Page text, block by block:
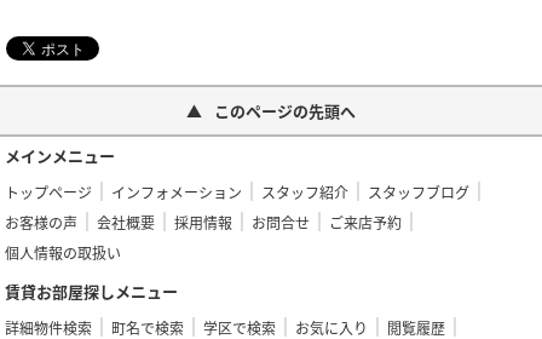
このページの先頭へ
メインメニュー
トップページ インフォメーション スタッフ紹介
スタッフブログ
お客様の声
会社概要 採用情報 お問合せ
ご来店予約
個人情報の取扱い
賃貸お部屋探しメニュー
詳細物件検索 町名で検索 学区で検索 お気に入り
閲覧履歴